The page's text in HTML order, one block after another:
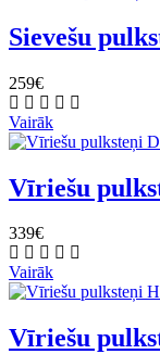
Sievešu
259€
Vairāk
Vīriešu
339€
Vairāk
Vīriešu